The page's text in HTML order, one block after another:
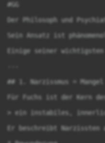
#GG
Der Philosoph und
Sein Ansatz ist
Einige seiner wichtigsten
## 1. Narzissmus =
Für Fuchs ist der Kern
> ein instabiles,
Er beschreibt